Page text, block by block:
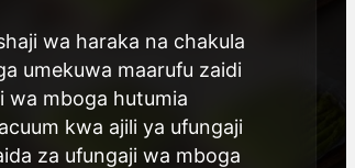
wa haraka na chakula
umekuwa maarufu zaidi
wa mboga hutumia
kwa ajili ya ufungaji
za ufungaji wa mboga